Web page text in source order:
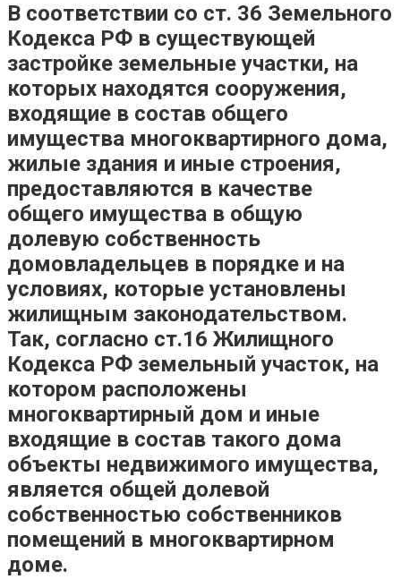
В соответствии со ст. 36 Земельного
Кодекса РФ в существующей
застройке земельные участки, на
которых находятся сооружения,
входящие в состав общего
имущества многоквартирного дома,
жилые здания и иные строения,
предоставляются в качестве
общего имущества в общую
долевую собственность
домовладельцев в порядке и на
условиях, которые установлены
жилищным законодательством.
Так, согласно ст.16 Жилищного
Кодекса РФ земельный участок, на
котором расположены
многоквартирный дом и иные
входящие в состав такого дома
объекты недвижимого имущества,
является общей долевой
собственностью собственников
помещений в многоквартирном
доме.